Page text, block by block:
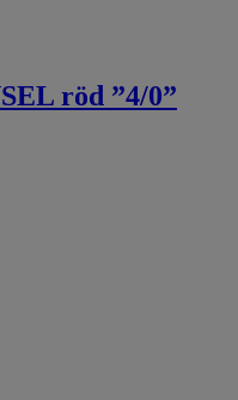
röd ”4/0”